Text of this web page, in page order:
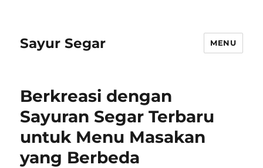
Sayur Segar MENU
Berkreasi dengan
Sayuran Segar Terbaru
untuk Menu Masakan
yang Berbeda